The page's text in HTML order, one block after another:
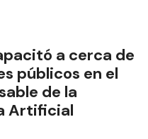
a cerca de
públicos en el
de la
Artificial